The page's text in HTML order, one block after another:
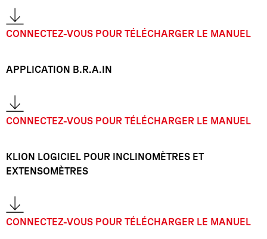
CONNECTEZ-VOUS POUR TÉLÉCHARGER LE MANUEL
APPLICATION B.R.A.IN
CONNECTEZ-VOUS POUR TÉLÉCHARGER LE MANUEL
KLION LOGICIEL POUR INCLINOMÈTRES ET
EXTENSOMÈTRES
CONNECTEZ-VOUS POUR TÉLÉCHARGER LE MANUEL